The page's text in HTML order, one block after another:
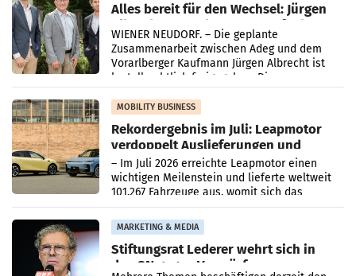
Alles bereit für den Wechsel: Jürgen
Albrecht setzt ab 1.1.2027 auf Adeg
WIENER NEUDORF. – Die geplante
Zusammenarbeit zwischen Adeg und dem
Vorarlberger Kaufmann Jürgen Albrecht ist
kartellrechtlich freigegeben: Die
Bundeswettbewerbsbehörde und der
Bundeskartellanwalt
MOBILITY BUSINESS
Rekordergebnis im Juli: Leapmotor
verdoppelt Auslieferungen und
überschreitet die 100.000er-Marke
– Im Juli 2026 erreichte Leapmotor einen
wichtigen Meilenstein und lieferte weltweit
101.267 Fahrzeuge aus, womit sich das
Ergebnis gegenüber Juli 2025 mehr als
verdoppelte (+102
MARKETING & MEDIA
Stiftungsrat Lederer wehrt sich in
den SN gegen Vorwürfe